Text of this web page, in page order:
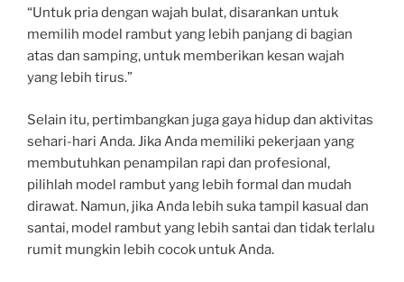
“Untuk pria dengan wajah bulat, disarankan untuk
memilih model rambut yang lebih panjang di bagian
atas dan samping, untuk memberikan kesan wajah
yang lebih tirus.”
Selain itu, pertimbangkan juga gaya hidup dan aktivitas
sehari-hari Anda. Jika Anda memiliki pekerjaan yang
membutuhkan penampilan rapi dan profesional,
pilihlah model rambut yang lebih formal dan mudah
dirawat. Namun, jika Anda lebih suka tampil kasual dan
santai, model rambut yang lebih santai dan tidak terlalu
rumit mungkin lebih cocok untuk Anda.